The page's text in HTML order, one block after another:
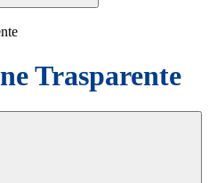
Trasparente